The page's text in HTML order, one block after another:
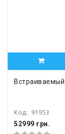
Код: 91953
52999 грн.